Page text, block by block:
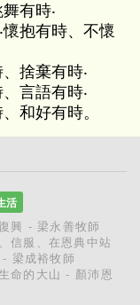
有時‧
抱有時、不懷
捨棄有時‧
言語有時‧
和好有時。
活
興 - 梁永善牧師
信服、在恩典中站
梁成裕牧師
命的大山 - 顏沛恩